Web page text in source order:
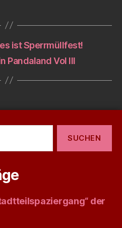
ist Sperrmüllfest!
Pandaland Vol III
der